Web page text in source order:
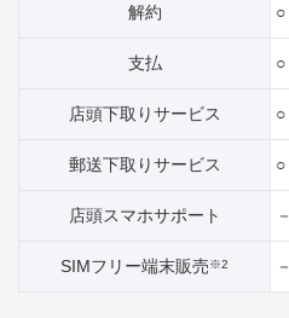
解約 ○
支払 ○
店頭下取りサービス ○
郵送下取りサービス ○
店頭スマホサポート －
SIMフリー端末販売※2 －